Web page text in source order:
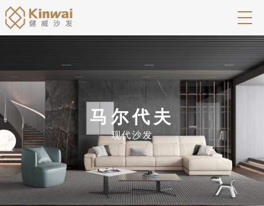
马尔代夫
现代沙发